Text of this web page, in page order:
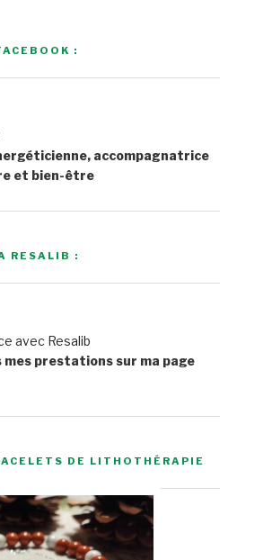
:
accompagnatrice
et bien-être
RESALIB :
avec Resalib
prestations sur ma page
DE LITHOTHÉRAPIE